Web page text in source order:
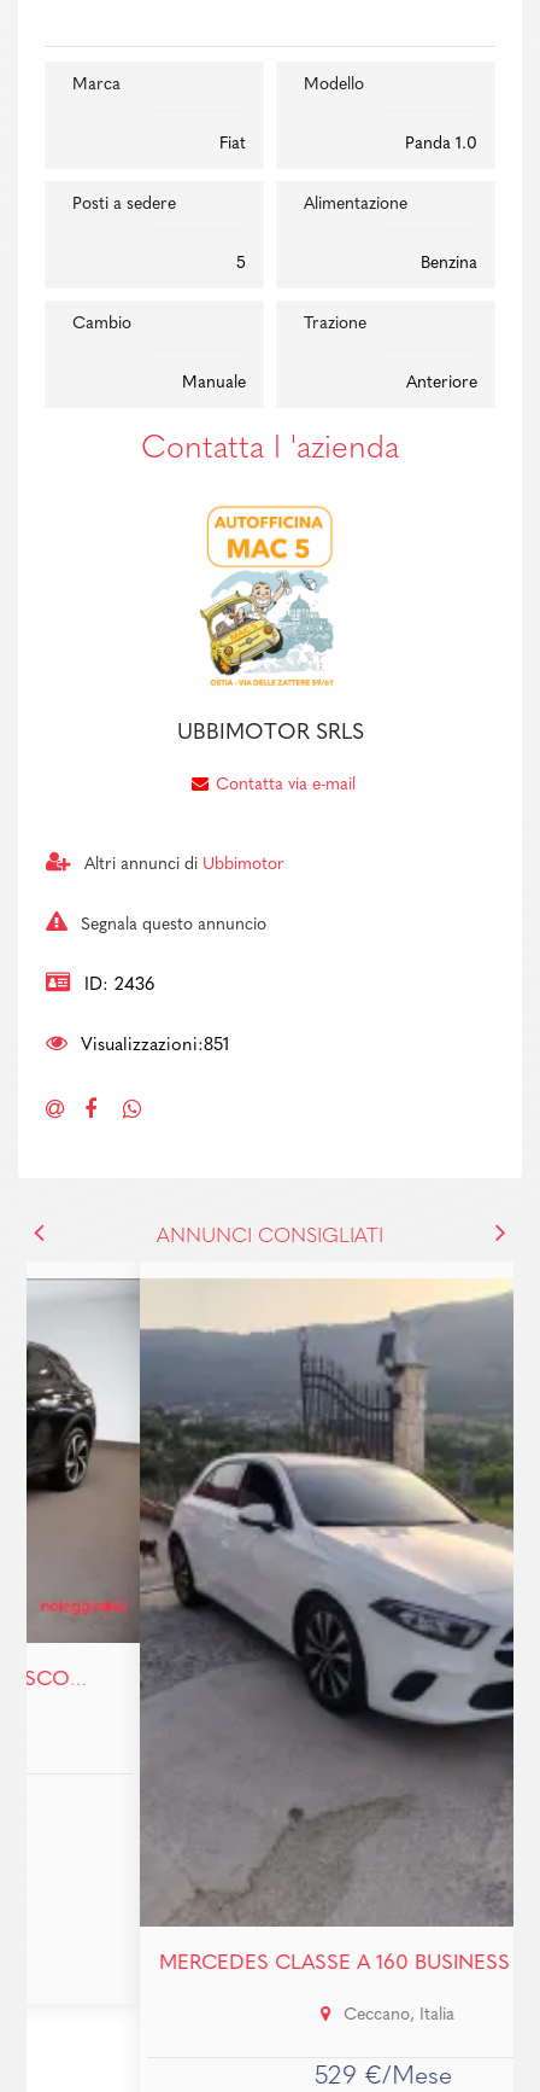
Marca
Fiat
Modello
Panda 1.0
Posti a sedere
5
Alimentazione
Benzina
Cambio
Manuale
Trazione
Anteriore
Contatta l 'azienda
UBBIMOTOR SRLS
Contatta via e-mail
Altri annunci di Ubbimotor
Segnala questo annuncio
ID: 2436
Visualizzazioni:851
ANNUNCI CONSIGLIATI
MERCEDES CLASSE A 160 BUSINESS - RENT TO BUY-SENZA BUSTA BAGA!
Ceccano, Italia
529 €/Mese